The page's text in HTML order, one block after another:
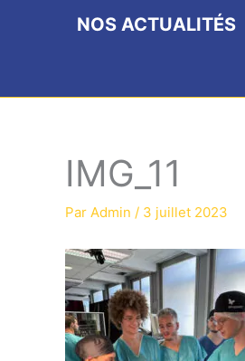
NOS ACTUALITÉS
IMG_11
Par Admin / 3 juillet 2023